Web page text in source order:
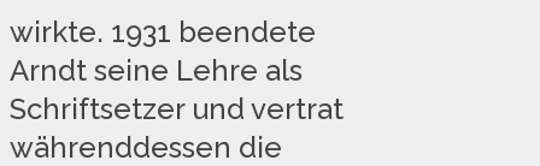
wirkte. 1931 beendete
Arndt seine Lehre als
Schriftsetzer und vertrat
währenddessen die